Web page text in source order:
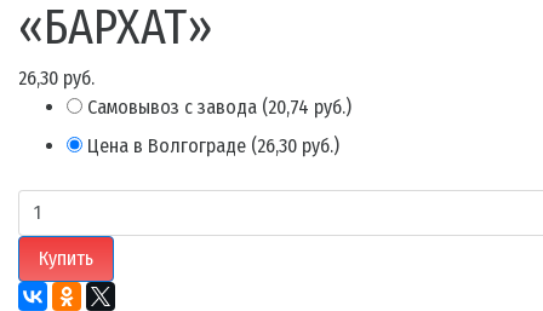
«БАРХАТ»
26,30 руб.
Самовывоз с завода (20,74 руб.)
Цена в Волгограде (26,30 руб.)
Купить